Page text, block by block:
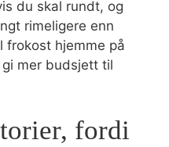
du skal rundt, og
rimeligere enn
frokost hjemme på
mer budsjett til
fordi